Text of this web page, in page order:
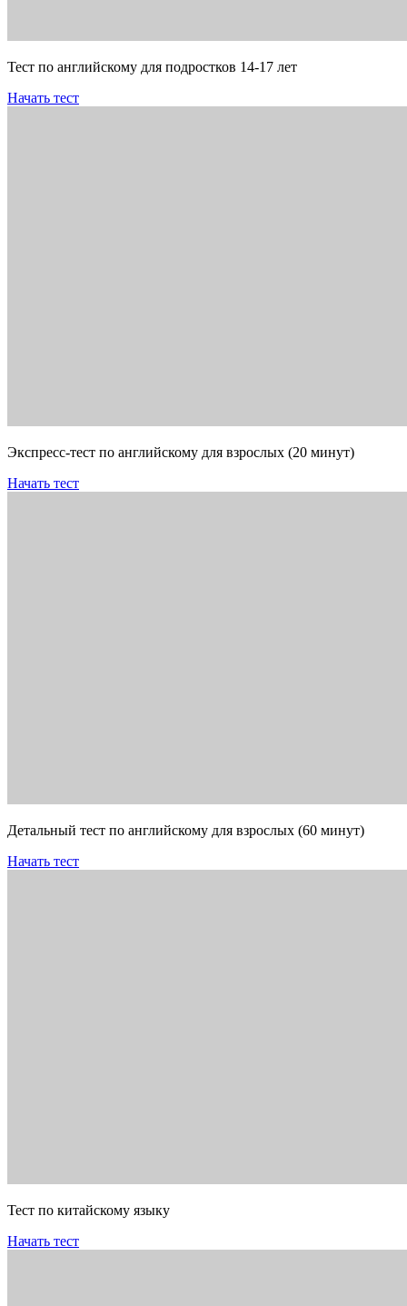
Тест по английскому для подростков 14-17 лет
Начать тест
Экспресс-тест по английскому для взрослых (20 минут)
Начать тест
Детальный тест по английскому для взрослых (60 минут)
Начать тест
Тест по китайскому языку
Начать тест